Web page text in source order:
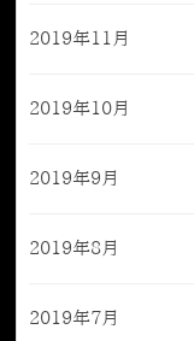
2019年11月
2019年10月
2019年9月
2019年8月
2019年7月